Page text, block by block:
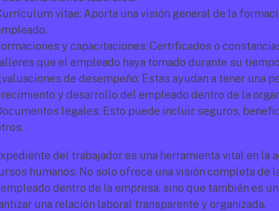
vitae: Aporta una visión general de la
y capacitaciones: Certificados o
que el empleado haya tomado durante su
de desempeño: Estas ayudan a tener una
y desarrollo del empleado dentro de la
legales: Esto puede incluir seguros,
del trabajador es una herramienta vital en la
humanos. No solo ofrece una visión completa de
dentro de la empresa, sino que también es
una relación laboral transparente y organizada.